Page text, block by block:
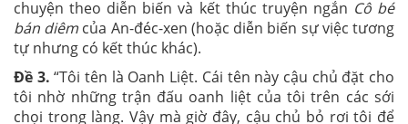
chuyện theo diễn biến và kết thúc truyện ngắn Cô bé
bán diêm của An-đéc-xen (hoặc diễn biến sự việc tương
tự nhưng có kết thúc khác).
Đề 3.“Tôi tên là Oanh Liệt. Cái tên này cậu chủ đặt cho
tôi nhờ những trận đấu oanh liệt của tôi trên các sới
chọi trong làng. Vậy mà giờ đây, cậu chủ bỏ rơi tôi để